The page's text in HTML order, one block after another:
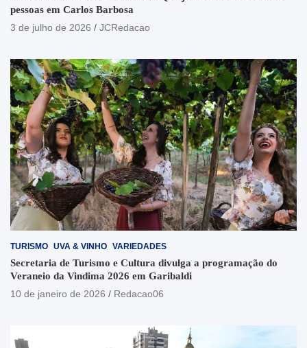
pessoas em Carlos Barbosa
3 de julho de 2026
JCRedacao
TURISMO UVA & VINHO VARIEDADES
Secretaria de Turismo e Cultura divulga a programação do
Veraneio da Vindima 2026 em Garibaldi
10 de janeiro de 2026
Redacao06